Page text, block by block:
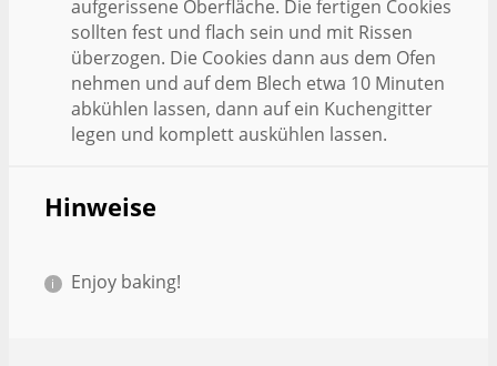
aufgerissene Oberfläche. Die fertigen Cookies
sollten fest und flach sein und mit Rissen
überzogen. Die Cookies dann aus dem Ofen
nehmen und auf dem Blech etwa 10 Minuten
abkühlen lassen, dann auf ein Kuchengitter
legen und komplett auskühlen lassen.
Hinweise
Enjoy baking!